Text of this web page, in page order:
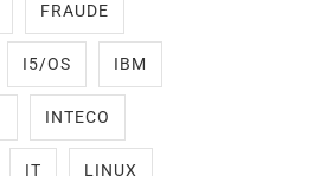
FRAUDE
I5/OS IBM
INTECO
IT LINUX